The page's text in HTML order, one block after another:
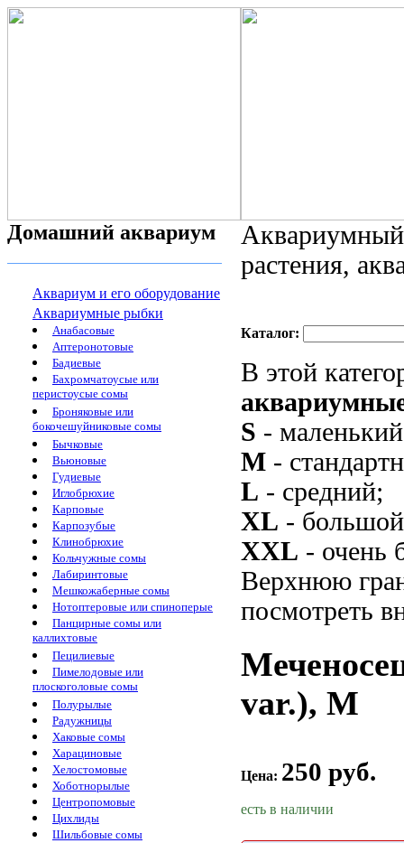
Домашний аквариум
Аквариум и его оборудование
Аквариумные рыбки
Анабасовые
Аптеронотовые
Бадиевые
Бахромчатоусые или
перистоусые сомы
Броняковые или
бокочешуйниковые сомы
Бычковые
Вьюновые
Гудиевые
Иглобрюхие
Карповые
Карпозубые
Клинобрюхие
Кольчужные сомы
Лабиринтовые
Мешкожаберные сомы
Нотоптеровые или спиноперые
Панцирные сомы или
каллихтовые
Пецилиевые
Пимелодовые или
плоскоголовые сомы
Полурылые
Радужницы
Хаковые сомы
Харациновые
Хелостомовые
Хоботнорылые
Центропомовые
Цихлиды
Шильбовые сомы
растения,
Каталог:
В этой
S -
M -
L - средний;
XL -
XXL - очень
Верхнюю
посмотреть
var.), M
Цена: 250 руб.
есть в наличии